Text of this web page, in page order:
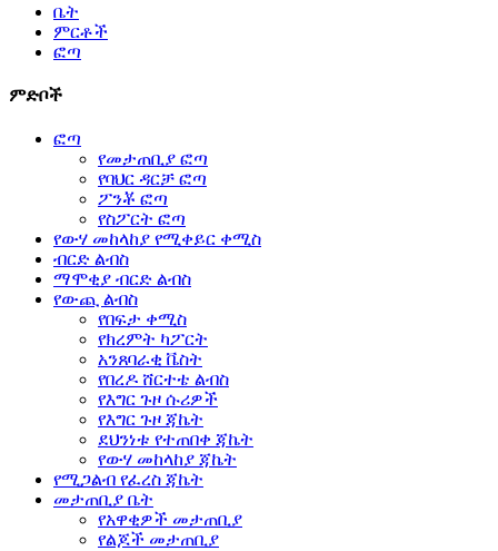
ቤት
ምርቶች
ፎጣ
ምድቦች
ፎጣ
የመታጠቢያ ፎጣ
የባህር ዳርቻ ፎጣ
ፖንቾ ፎጣ
የስፖርት ፎጣ
የውሃ መከላከያ የሚቀይር ቀሚስ
ብርድ ልብስ
ማሞቂያ ብርድ ልብስ
የውጪ ልብስ
የበፍታ ቀሚስ
የክረምት ካፖርት
አንጸባራቂ ቬስት
የበረዶ ሸርተቴ ልብስ
የእግር ጉዞ ሱሪዎች
የእግር ጉዞ ጃኬት
ደህንነቱ የተጠበቀ ጃኬት
የውሃ መከላከያ ጃኬት
የሚጋልብ የፈረስ ጃኬት
መታጠቢያ ቤት
የአዋቂዎች መታጠቢያ
የልጆች መታጠቢያ